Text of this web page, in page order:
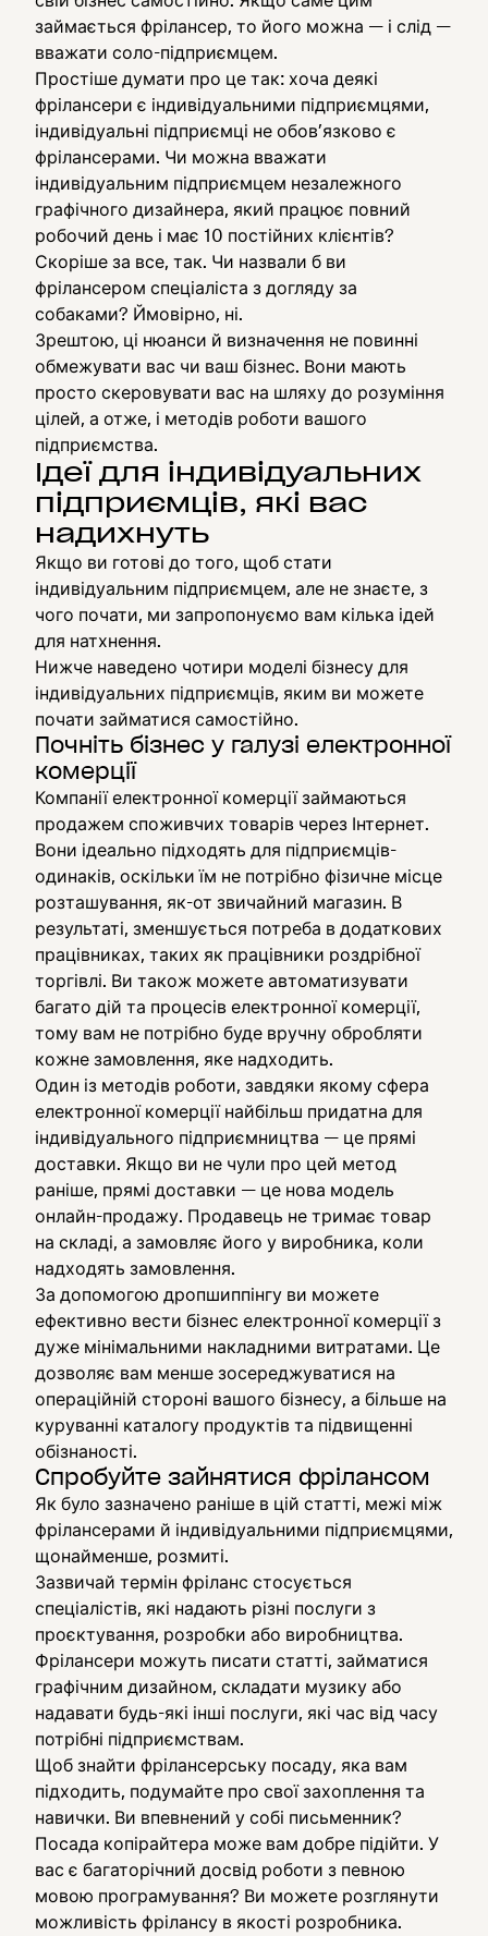
займається фрілансер, то його можна — і слід —
вважати соло-підприємцем.
Простіше думати про це так: хоча деякі
фрілансери є індивідуальними підприємцями,
індивідуальні підприємці не обов’язково є
фрілансерами. Чи можна вважати
індивідуальним підприємцем незалежного
графічного дизайнера, який працює повний
робочий день і має 10 постійних клієнтів?
Скоріше за все, так. Чи назвали б ви
фрілансером спеціаліста з догляду за
собаками? Ймовірно, ні.
Зрештою, ці нюанси й визначення не повинні
обмежувати вас чи ваш бізнес. Вони мають
просто скеровувати вас на шляху до розуміння
цілей, а отже, і методів роботи вашого
підприємства.
Ідеї для індивідуальних
підприємців, які вас
надихнуть
Якщо ви готові до того, щоб стати
індивідуальним підприємцем, але не знаєте, з
чого почати, ми запропонуємо вам кілька ідей
для натхнення.
Нижче наведено чотири моделі бізнесу для
індивідуальних підприємців, яким ви можете
почати займатися самостійно.
Почніть бізнес у галузі електронної
комерції
Компанії електронної комерції займаються
продажем споживчих товарів через Інтернет.
Вони ідеально підходять для підприємців-
одинаків, оскільки їм не потрібно фізичне місце
розташування, як-от звичайний магазин. В
результаті, зменшується потреба в додаткових
працівниках, таких як працівники роздрібної
торгівлі. Ви також можете автоматизувати
багато дій та процесів електронної комерції,
тому вам не потрібно буде вручну обробляти
кожне замовлення, яке надходить.
Один із методів роботи, завдяки якому сфера
електронної комерції найбільш придатна для
індивідуального підприємництва — це прямі
доставки. Якщо ви не чули про цей метод
раніше, прямі доставки — це нова модель
онлайн-продажу. Продавець не тримає товар
на складі, а замовляє його у виробника, коли
надходять замовлення.
За допомогою дропшиппінгу ви можете
ефективно вести бізнес електронної комерції з
дуже мінімальними накладними витратами. Це
дозволяє вам менше зосереджуватися на
операційній стороні вашого бізнесу, а більше на
куруванні каталогу продуктів та підвищенні
обізнаності.
Спробуйте зайнятися фрілансом
Як було зазначено раніше в цій статті, межі між
фрілансерами й індивідуальними підприємцями,
щонайменше, розмиті.
Зазвичай термін фріланс стосується
спеціалістів, які надають різні послуги з
проєктування, розробки або виробництва.
Фрілансери можуть писати статті, займатися
графічним дизайном, складати музику або
надавати будь-які інші послуги, які час від часу
потрібні підприємствам.
Щоб знайти фрілансерську посаду, яка вам
підходить, подумайте про свої захоплення та
навички. Ви впевнений у собі письменник?
Посада копірайтера може вам добре підійти. У
вас є багаторічний досвід роботи з певною
мовою програмування? Ви можете розглянути
можливість фрілансу в якості розробника.